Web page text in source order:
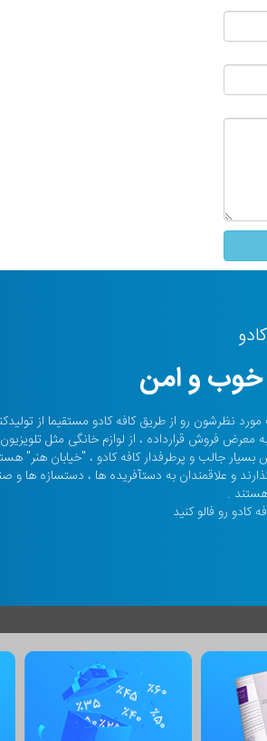
خوب و امن
باکیفیت مورد نظرشون رو از طریق کافه کادو مستقیما از
فروش قرارداده ، از لوازم خانگی مثل
بسیار جالب و پرطرفدار کافه کادو ، "خیابان هنر"
و علاقمندان به دستآفریده ها ، دستسازه ها و
.
کادو رو فالو کنید